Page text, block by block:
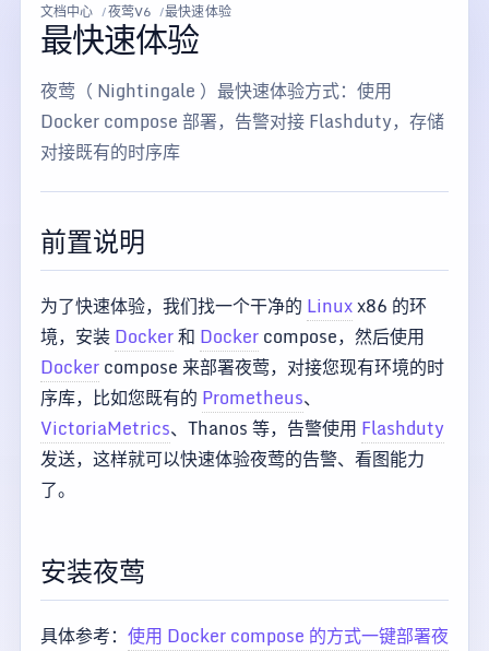
文档中心 夜莺V6 最快速体验
最快速体验
夜莺（ Nightingale ）最快速体验方式：使用
Docker compose 部署，告警对接 Flashduty，存储
对接既有的时序库
前置说明
为了快速体验，我们找一个干净的 Linuxx86 的环
境，安装Docker和 Dockercompose，然后使用
Dockercompose 来部署夜莺，对接您现有环境的时
序库，比如您既有的 Prometheus、
VictoriaMetrics、Thanos 等，告警使用 Flashduty
发送，这样就可以快速体验夜莺的告警、看图能力
了。
安装夜莺
具体参考： 使用 Docker compose 的方式一键部署夜